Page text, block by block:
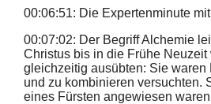
00:06:51: Die Expertenminute
00:07:02: Der Begriff Alchemie
Christus bis in die Frühe
gleichzeitig ausübten: Sie waren
und zu kombinieren versuchten.
eines Fürsten angewiesen